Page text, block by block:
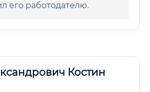
его работодателю.
Костин